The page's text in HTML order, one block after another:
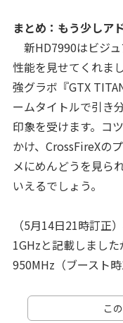
まとめ：もう少しア
新HD7990はビジ
性能を見せてくれま
強グラボ『GTX
ームタイトルで引き
印象を受けます。コ
かけ、CrossFireXの
メにめんどうを見ら
いえるでしょう。
（5月14日21時訂正
1GHzと記載しまし
950MHz（ブースト
こ